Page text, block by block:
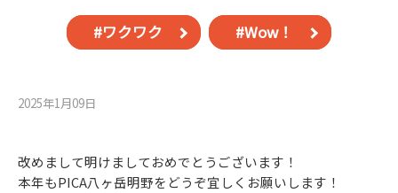
#ワクワク #Wow！
2025年1月09⽇
改めまして明けましておめでとうございます！
本年もPICA八ヶ岳明野をどうぞ宜しくお願いします！